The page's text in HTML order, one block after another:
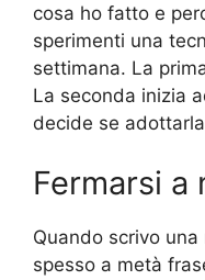
cosa ho fatto e
sperimenti una
settimana. La
La seconda inizia
decide se
Fermarsi a
Quando scrivo
spesso a metà